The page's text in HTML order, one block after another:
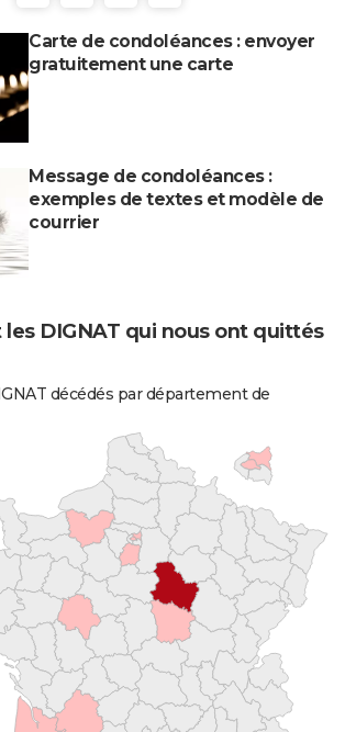
Carte de condoléances : envoyer
gratuitement une carte
Message de condoléances :
exemples de textes et modèle de
courrier
DIGNAT qui nous ont quittés
décédés par département de